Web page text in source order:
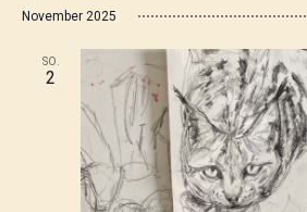
November 2025
SO.
2